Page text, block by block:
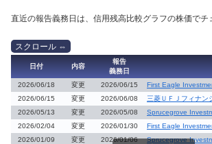
直近の報告義務日は、信用残高比較グラフの株価でチ
日付 内容
報告
義務日
2026/06/18 変更 2026/06/15
First Eagle
2026/06/15
変更 2026/06/08
三菱ＵＦＪフィナン
2026/05/13
変更 2026/05/08
Sprucegrove
2026/02/04
変更 2026/01/30
First Eagle
2026/01/09
変更 2026/01/06
Sprucegrove